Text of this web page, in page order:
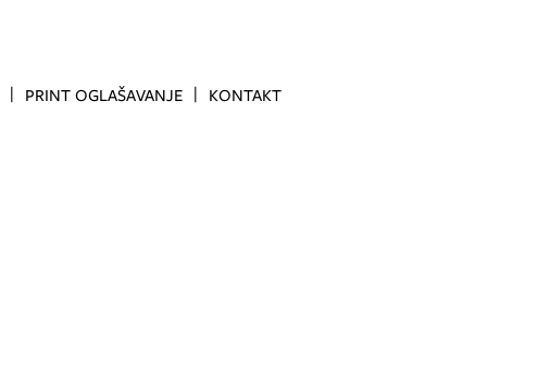
PRINT OGLAŠAVANJE KONTAKT